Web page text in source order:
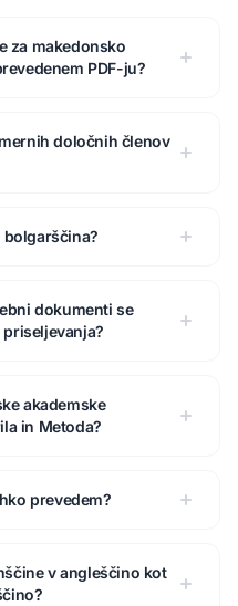
za makedonsko
PDF-ju?
določnih členov
dokumenti se
akademske
in Metoda?
prevedem?
v angleščino kot